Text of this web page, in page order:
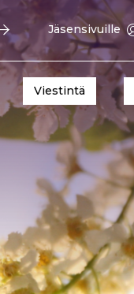
Jäsensivuille
Viestintä